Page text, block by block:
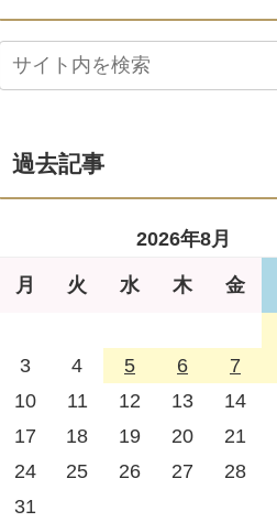
過去記事
2026年8月
月 火 水 木 金
3
4 5 6 7
10
11 12 13 14
17
18 19 20 21
24
25 26 27 28
31